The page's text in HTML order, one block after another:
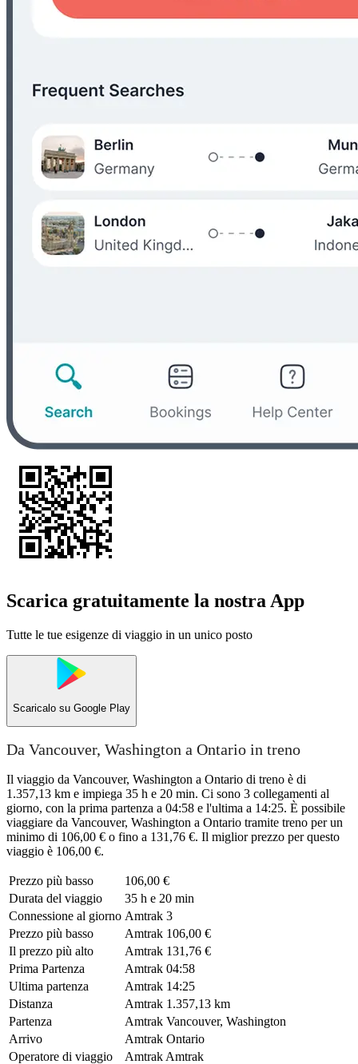
Scarica gratuitamente la nostra App
Tutte le tue esigenze di viaggio in un unico posto
Scaricalo su Google Play
Da Vancouver, Washington a Ontario in treno
Il viaggio da Vancouver, Washington a Ontario di treno è di
1.357,13 km e impiega 35 h e 20 min. Ci sono 3 collegamenti al
giorno, con la prima partenza a 04:58 e l'ultima a 14:25. È possibile
viaggiare da Vancouver, Washington a Ontario tramite treno per un
minimo di 106,00 € o fino a 131,76 €. Il miglior prezzo per questo
viaggio è 106,00 €.
Prezzo più basso
106,00 €
Durata del viaggio
35 h e 20 min
Connessione al giorno Amtrak 3
Prezzo più basso
Amtrak 106,00 €
Il prezzo più alto
Amtrak 131,76 €
Prima Partenza
Amtrak 04:58
Ultima partenza
Amtrak 14:25
Distanza
Amtrak 1.357,13 km
Partenza
Amtrak Vancouver, Washington
Arrivo
Amtrak Ontario
Operatore di viaggio
Amtrak Amtrak
©CARTO